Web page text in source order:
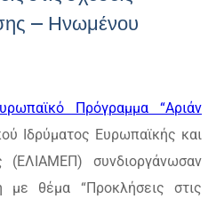
– Ηνωμένου
Πρόγραμμα “Αριάν
Ιδρύματος Ευρωπαϊκής και
(ΕΛΙΑΜΕΠ) συνδιοργάνωσαν
με θέμα “Προκλήσεις στις